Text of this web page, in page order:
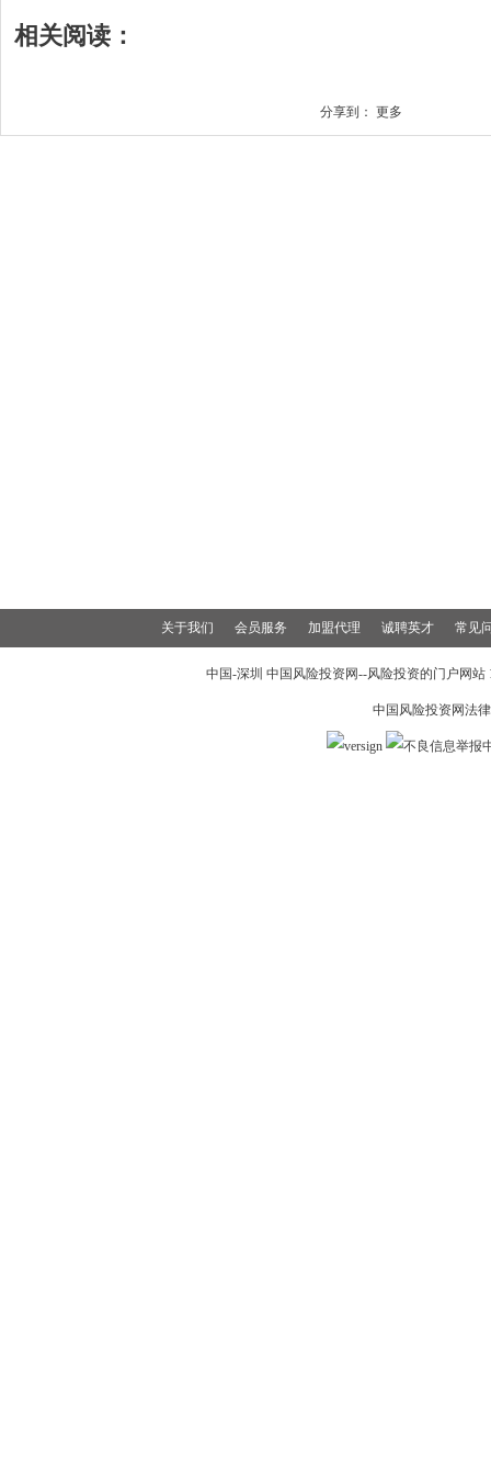
相关阅读：
分享到： 更多
关于我们 会员服务 加盟代理 诚聘英才 常见
中国-深圳 中国风险投资网--风险投资的门户网
中国风险投资网法